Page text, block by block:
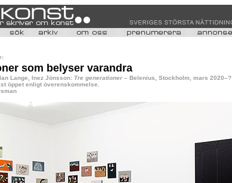
som belyser varandra
Lange, Inez Jönsson: Tre generationer– Belenius, Stockholm, mars 2020–?
öppet enligt överenskommelse.